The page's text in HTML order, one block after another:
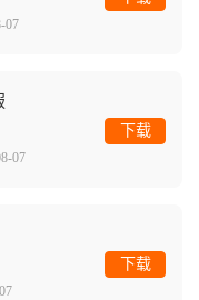
07
07
下载
下载